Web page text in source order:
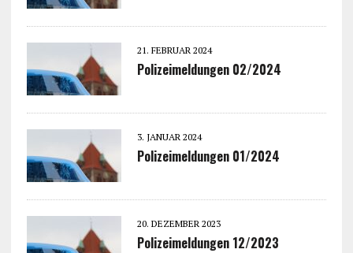
21. FEBRUAR 2024
Polizeimeldungen 02/2024
3. JANUAR 2024
Polizeimeldungen 01/2024
20. DEZEMBER 2023
Polizeimeldungen 12/2023